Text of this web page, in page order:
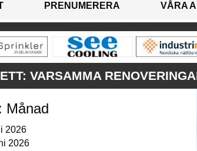
PRENUMERERA VÅRA
VARSAMMA
Månad
2026
2026